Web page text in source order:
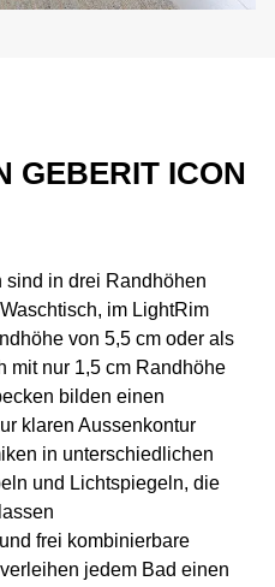
GEBERIT ICON
sind in drei Randhöhen
im LightRim
von 5,5 cm oder als
mit nur 1,5 cm Randhöhe
bilden einen
klaren Aussenkontur
in unterschiedlichen
und Lichtspiegeln, die
frei kombinierbare
jedem Bad einen